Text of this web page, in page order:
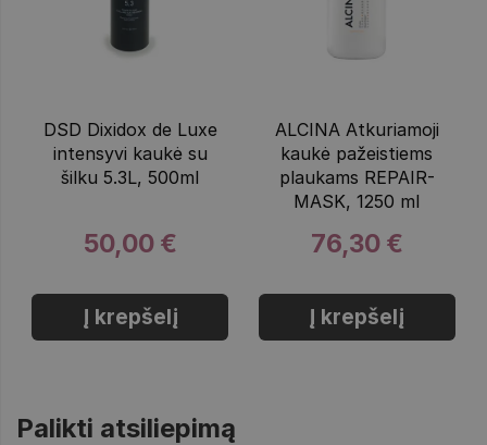
DSD Dixidox de Luxe
intensyvi kaukė su
šilku 5.3L, 500ml
50,00 €
Į krepšelį
ALCINA Atkuriamoji
kaukė pažeistiems
plaukams REPAIR-
MASK, 1250 ml
76,30 €
Į krepšelį
Palikti atsiliepimą